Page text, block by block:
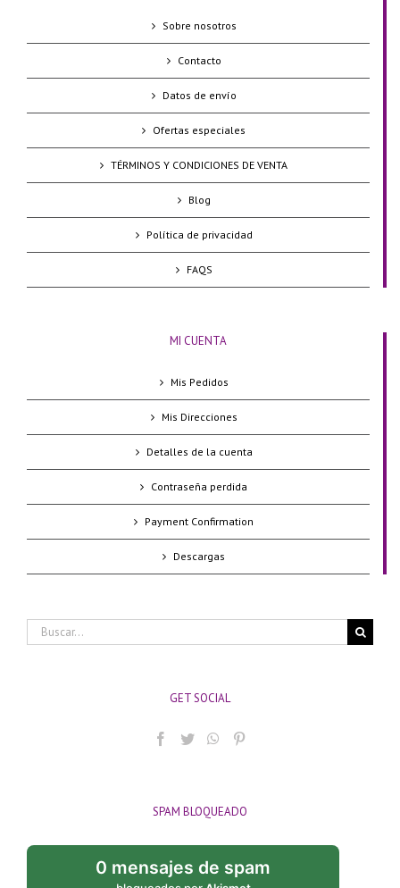
Sobre nosotros
Contacto
Datos de envío
Ofertas especiales
TÉRMINOS Y CONDICIONES DE VENTA
Blog
Política de privacidad
FAQS
MI CUENTA
Mis Pedidos
Mis Direcciones
Detalles de la cuenta
Contraseña perdida
Payment Confirmation
Descargas
Buscar:
GET SOCIAL
SPAM BLOQUEADO
0 mensajes de spam